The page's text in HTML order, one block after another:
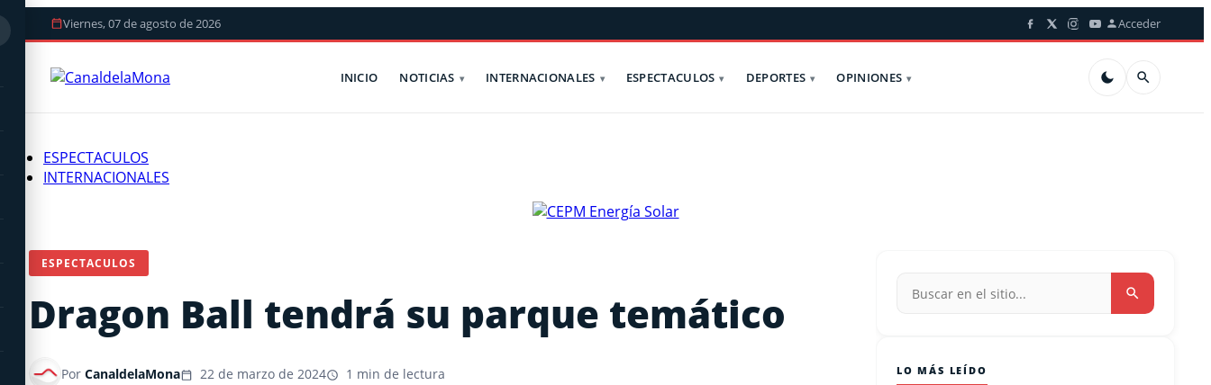
Viernes, 07 de agosto de 2026 Acceder
INICIO NOTICIAS INTERNACIONALES ESPECTACULOS DEPORTES OPINIONES
ESPECTACULOS
INTERNACIONALES
ESPECTACULOS
Dragon Ball tendrá su parque temático
Por CanaldelaMona 22 de marzo de 2024 1 min de lectura LO MÁS LEÍDO